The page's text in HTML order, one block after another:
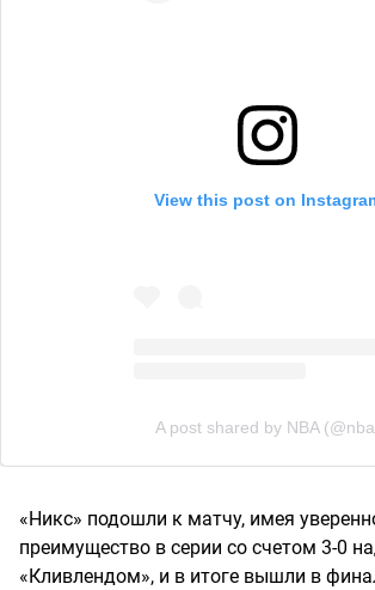
View this post on
A post shared by NBA
«Никс» подошли к матчу, имея
преимущество в серии со счетом 3-0
«Кливлендом», и в итоге вышли в